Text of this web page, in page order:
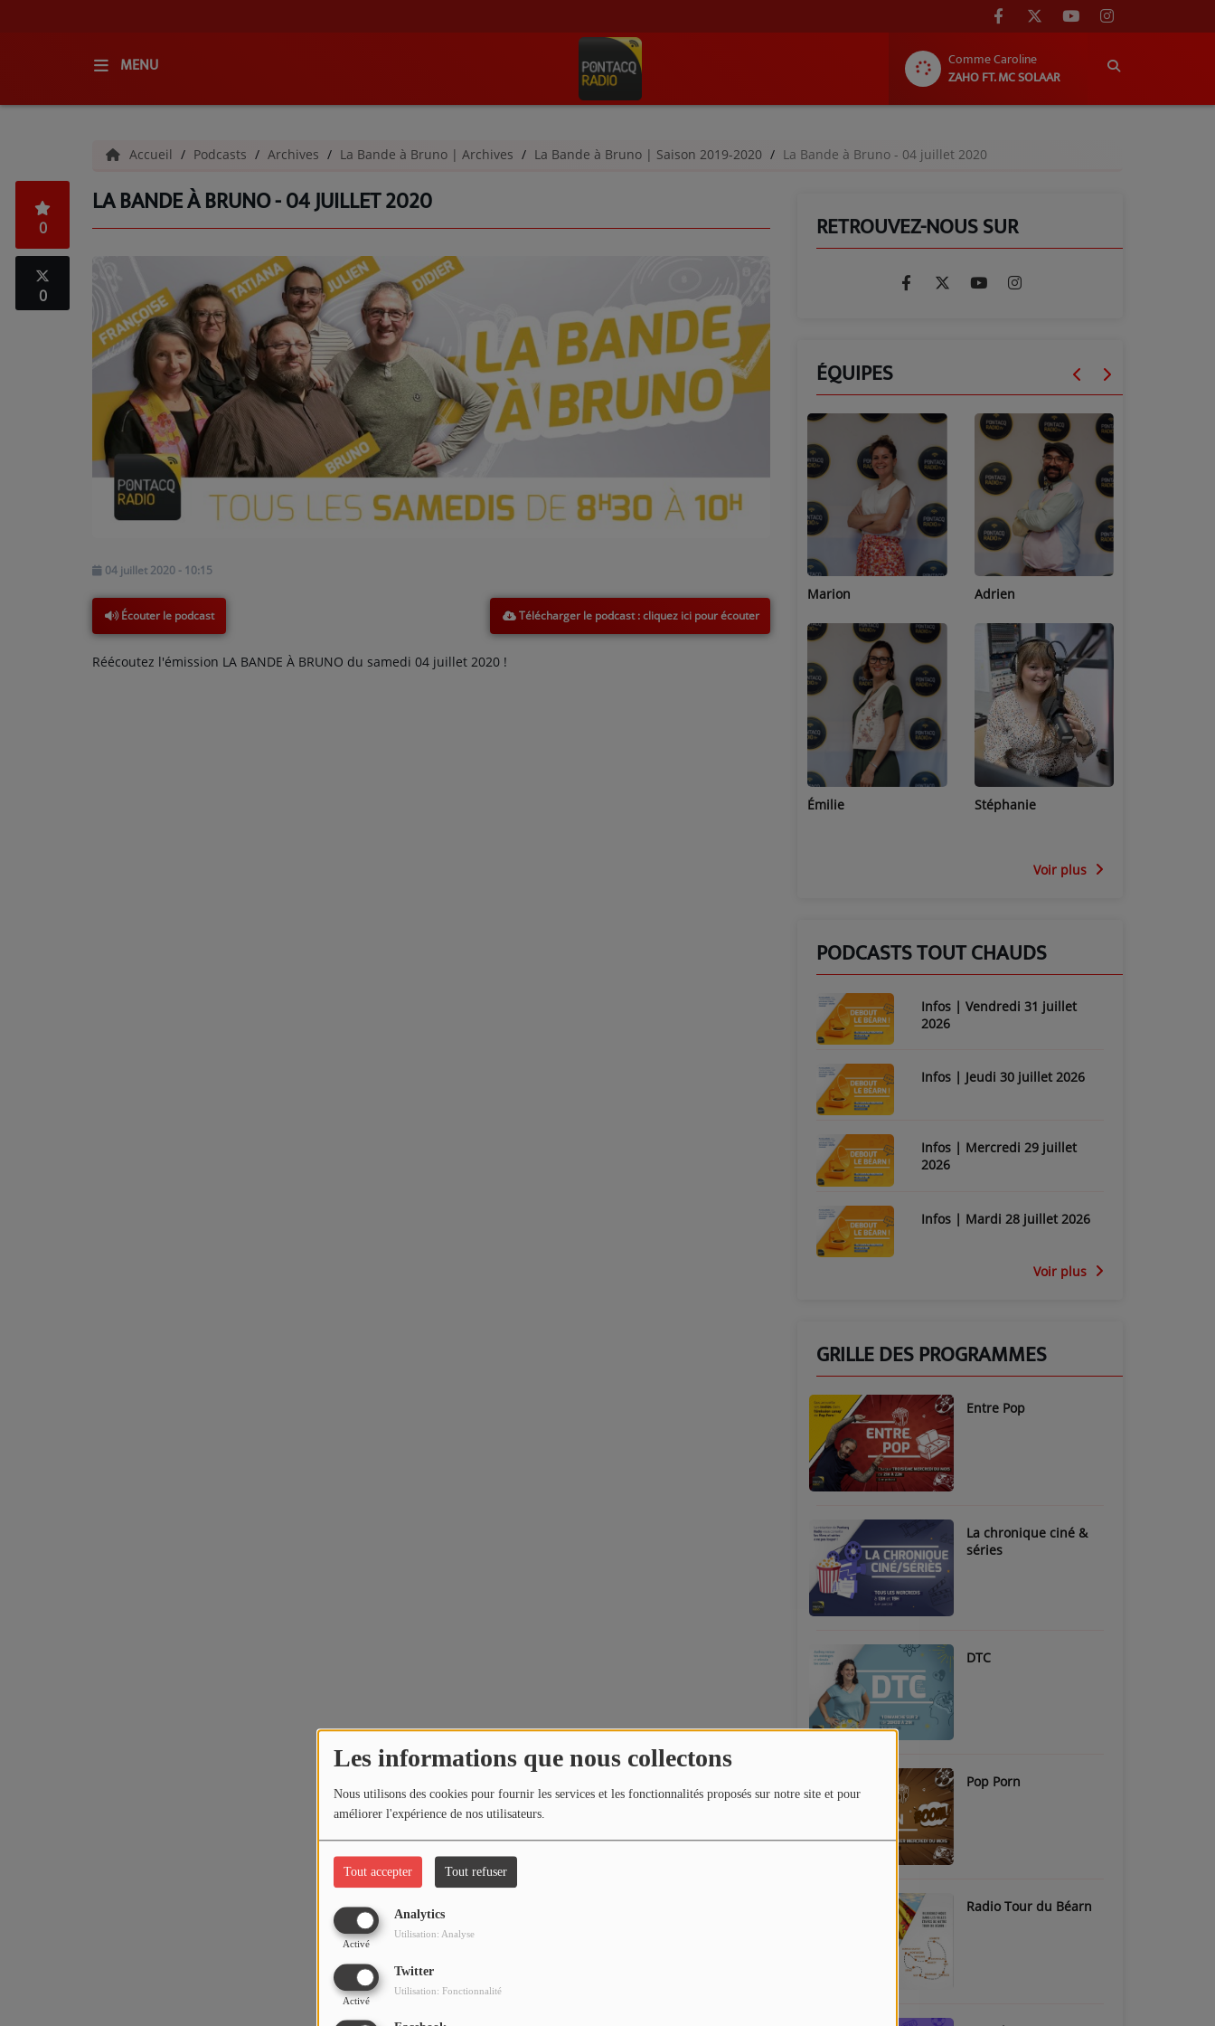
Les informations que nous collectons
Nous utilisons des cookies pour fournir les services et les fonctionnalités proposés sur notre site et pour
améliorer l'expérience de nos utilisateurs.
Tout accepter Tout refuser
Analytics
Activé
Utilisation: Analyse
Twitter
Activé
Utilisation: Fonctionnalité
MENU
Comme Caroline
ZAHO FT. MC SOLAAR
QUI SOMMES-NOUS ?
GRILLE DES PROGRAMMES
C'ÉTAIT QUOI CE TITRE ?
PODCASTS - SAISON 2026/2027
NOS PROGRAMMES COURTS
ARCHIVES - SAISONS PASSÉES
VOS ÉMISSIONS EN IMAGES
ANNONCEURS & ESPACE PRO
VOTRE PUBLICITÉ SUR PONTACQ RADIO
Accueil Podcasts Archives La Bande à Bruno | Archives La Bande à Bruno | Saison 2019-2020 La Bande à Bruno - 04 juillet 2020
LA BANDE À BRUNO - 04 JUILLET 2020
0
0
04 juillet 2020 - 10:15
Écouter le podcast Télécharger le podcast
Réécoutez l'émission LA BANDE À BRUNO du samedi 04 juillet 2020 !
RETROUVEZ-NOUS SUR
ÉQUIPES
Marion Adrien
Stéphanie
Lucas
Jean-Michel
Voir plus
PODCASTS TOUT CHAUDS
Infos | Vendredi 31 juillet
2026
Infos | Jeudi 30 juillet 2026
Infos | Mercredi 29 juillet
2026
Infos | Mardi 28 juillet 2026
Voir plus
GRILLE DES PROGRAMMES
Entre Pop
La chronique ciné &
séries
DTC
Pop Porn
Radio Tour du Béarn